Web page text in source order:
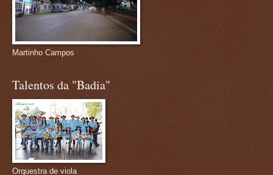
Martinho Campos
Talentos da "Badia"
Orquestra de viola